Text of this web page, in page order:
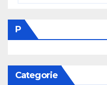
P
Categorie